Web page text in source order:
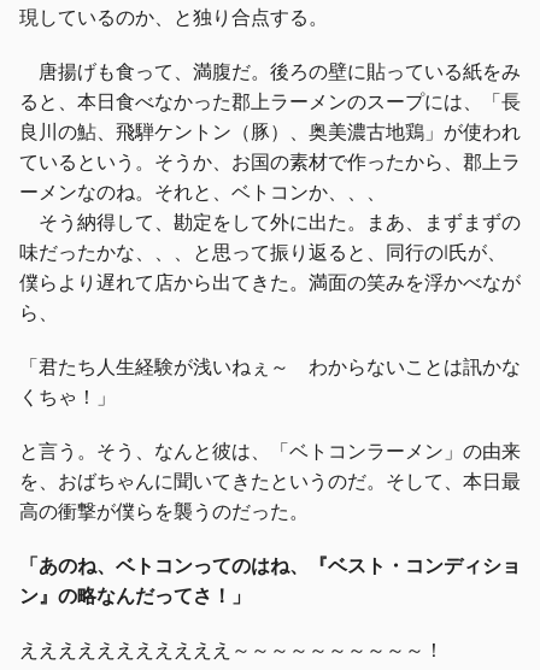
現しているのか、と独り合点する。
唐揚げも食って、満腹だ。後ろの壁に貼っている紙をみ
ると、本日食べなかった郡上ラーメンのスープには、「長
良川の鮎、飛騨ケントン（豚）、奥美濃古地鶏」が使われ
ているという。そうか、お国の素材で作ったから、郡上ラ
ーメンなのね。それと、ベトコンか、、、
そう納得して、勘定をして外に出た。まあ、まずまずの
味だったかな、、、と思って振り返ると、同行のI氏が、
僕らより遅れて店から出てきた。満面の笑みを浮かべなが
ら、
「君たち人生経験が浅いねぇ～ わからないことは訊かな
くちゃ！」
と言う。そう、なんと彼は、「ベトコンラーメン」の由来
を、おばちゃんに聞いてきたというのだ。そして、本日最
高の衝撃が僕らを襲うのだった。
「あのね、ベトコンってのはね、『ベスト・コンディショ
ン』の略なんだってさ！」
えええええええええええ～～～～～～～～～～！